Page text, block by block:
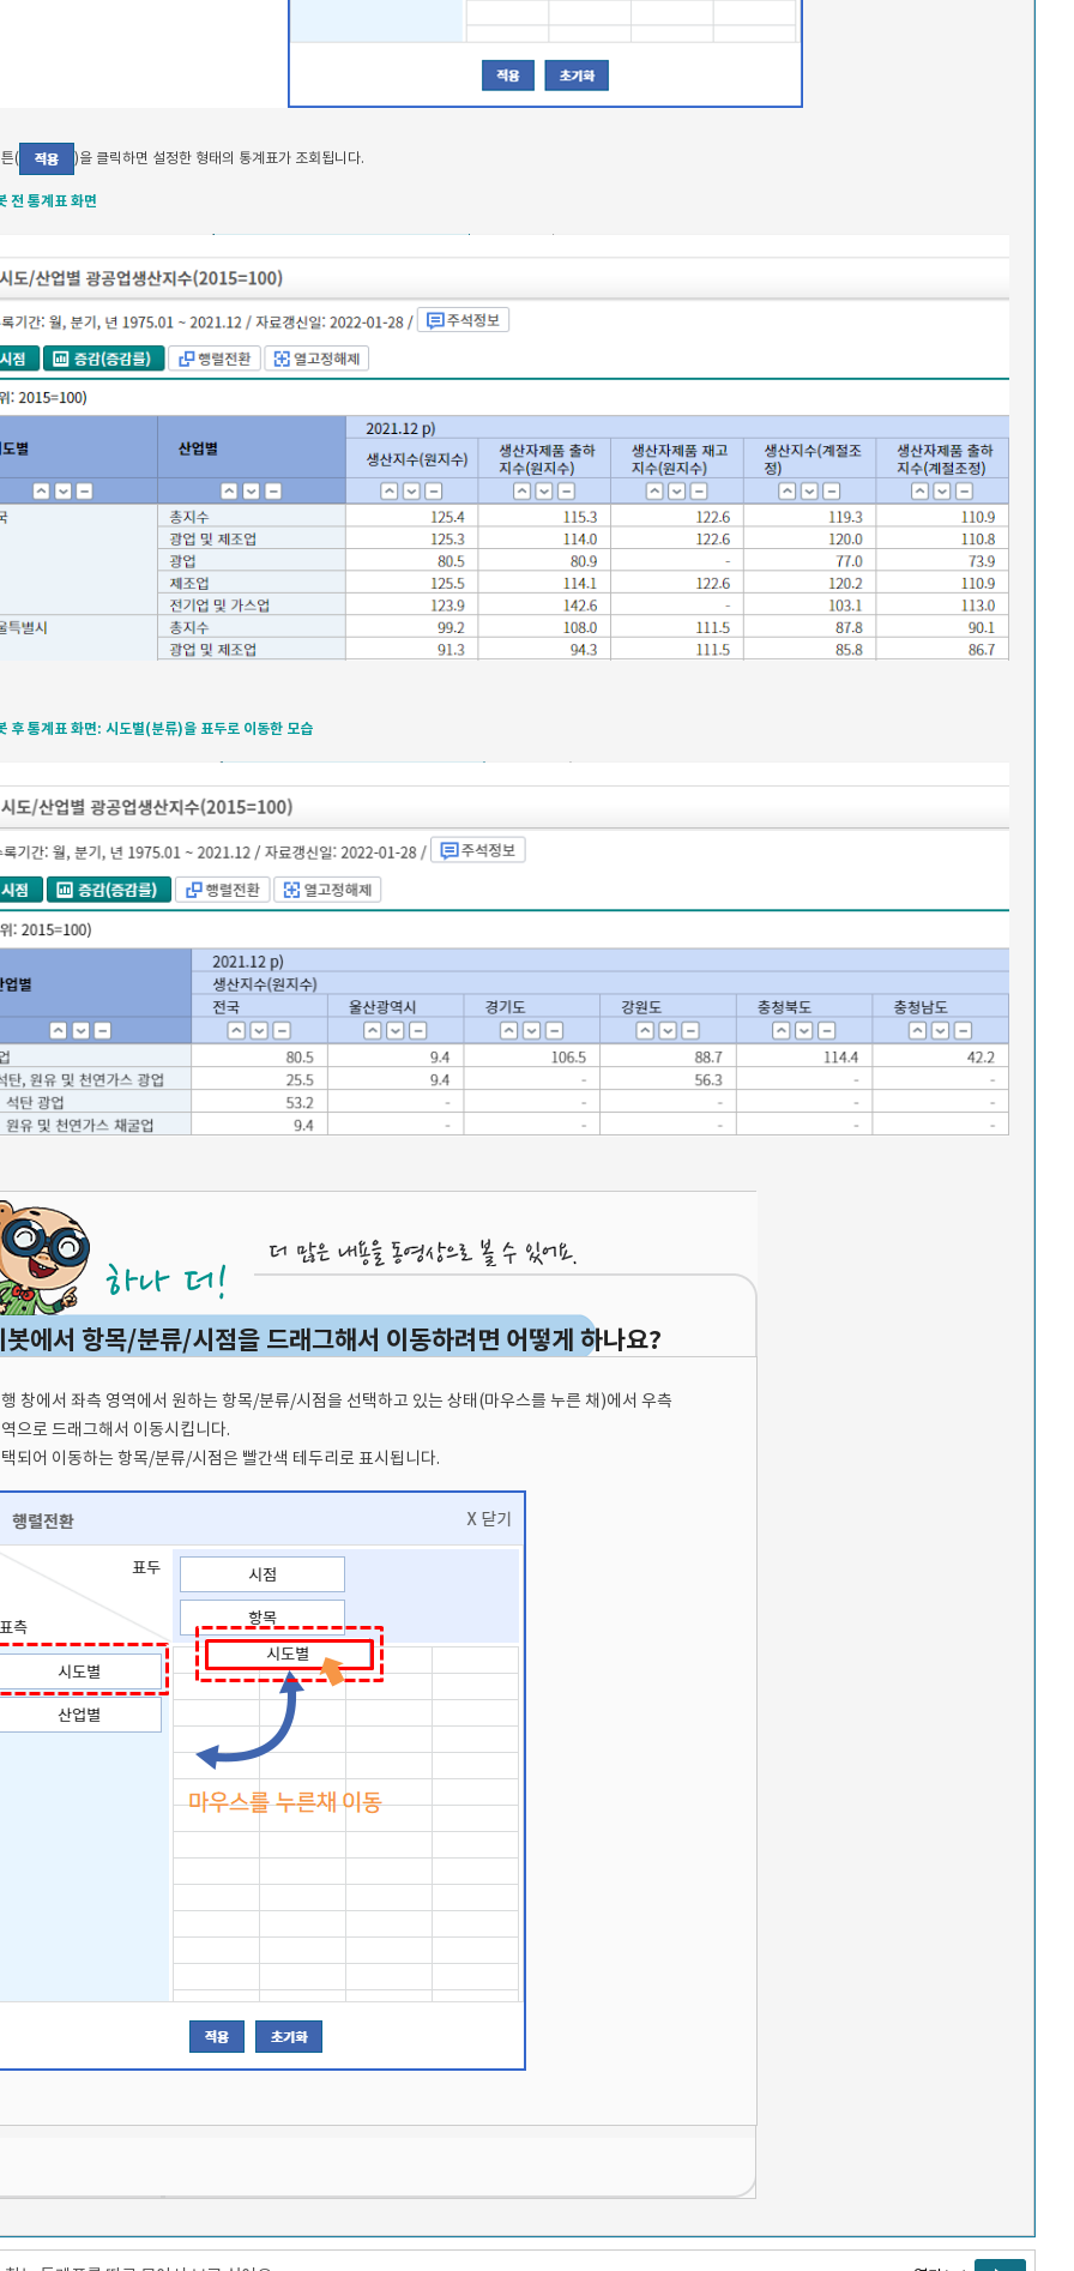
( )을 클릭하면 설정한 형태의 통계표가 조회됩니다.
전 통계표 화면
후 통계표 화면: 시도별(분류)을 표두로 이동한 모습
봇에서 항목/분류/시점을 드래그해서 이동하려면 어떻게 하나요?
창에서 좌측 영역에서 원하는 항목/분류/시점을 선택하고 있는 상태(마우스를 누른 채)에서 우측
으로 드래그해서 이동시킵니다.
되어 이동하는 항목/분류/시점은 빨간색 테두리로 표시됩니다.